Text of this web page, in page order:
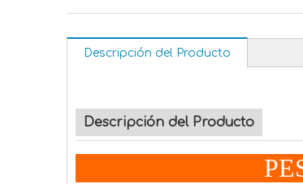
Descripción del Producto
Descripción del Producto
P